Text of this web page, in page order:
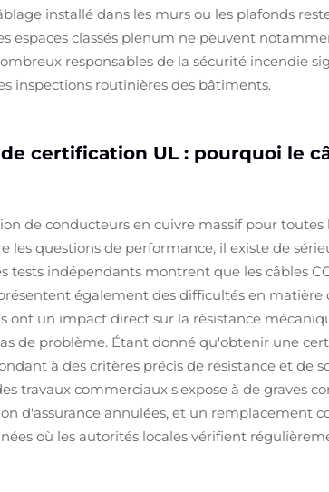
installé dans les murs ou les plafonds
espaces classés plenum ne peuvent
responsables de la sécurité incendie
inspections routinières des bâtiments.
certification UL : pourquoi le
de conducteurs en cuivre massif pour
les questions de performance, il existe de
tests indépendants montrent que les câbles
également des difficultés en
ont un impact direct sur la résistance
de problème. Étant donné qu'obtenir une
à des critères précis de résistance et de
travaux commerciaux s'expose à de graves
d'assurance annulées, et un remplacement
où les autorités locales vérifient